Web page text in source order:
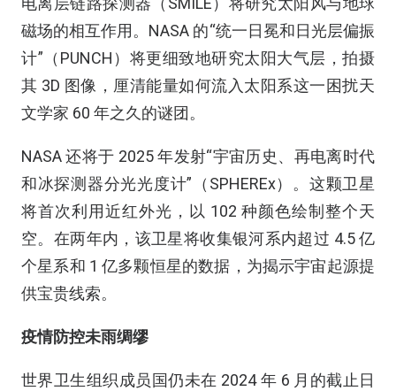
磁场的相互作用。NASA 的“统一日冕和日光层偏振
计”（PUNCH）将更细致地研究太阳大气层，拍摄
其 3D 图像，厘清能量如何流入太阳系这一困扰天
文学家 60 年之久的谜团。
NASA 还将于 2025 年发射“宇宙历史、再电离时代
和冰探测器分光光度计”（SPHEREx）。这颗卫星
将首次利用近红外光，以 102 种颜色绘制整个天
空。在两年内，该卫星将收集银河系内超过 4.5 亿
个星系和 1 亿多颗恒星的数据，为揭示宇宙起源提
供宝贵线索。
疫情防控未雨绸缪
世界卫生组织成员国仍未在 2024 年 6 月的截止日